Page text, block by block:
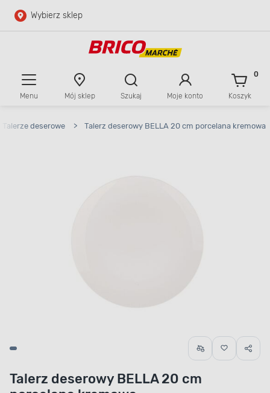
Przejdź do głównej zawartości
Wybierz sklep
Menu Mój sklep Szukaj Moje konto Koszyk
0
Talerze deserowe > Talerz deserowy BELLA 20 cm porcelana kremowa
Talerz deserowy BELLA 20 cm